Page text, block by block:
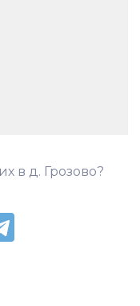
в д. Грозово?